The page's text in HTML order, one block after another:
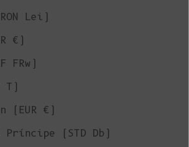
Lei)
€)
FRw)
T)
(EUR €)
Príncipe (STD Db)